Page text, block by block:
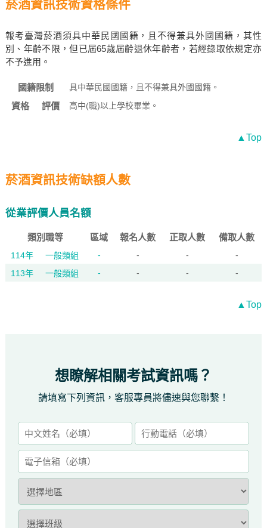
菸酒資訊技術資格條件
報考臺灣菸酒須具中華民國國籍，且不得兼具外國國籍，其性
別、年齡不限，但已屆65歲屆齡退休年齡者，若經錄取依規定亦
不予進用。
國籍限制 具中華民國國籍，且不得兼具外國國籍。
資格 評價 高中(職)以上學校畢業。
▲Top
菸酒資訊技術缺額人數
從業評價人員名額
類別職等 區域 報名人數 正取人數 備取人數
114年 一般類組 - - -
-
113年
一般類組 - - - -
▲Top
想瞭解相關考試資訊嗎？
請填寫下列資訊，客服專員將儘速與您聯繫！